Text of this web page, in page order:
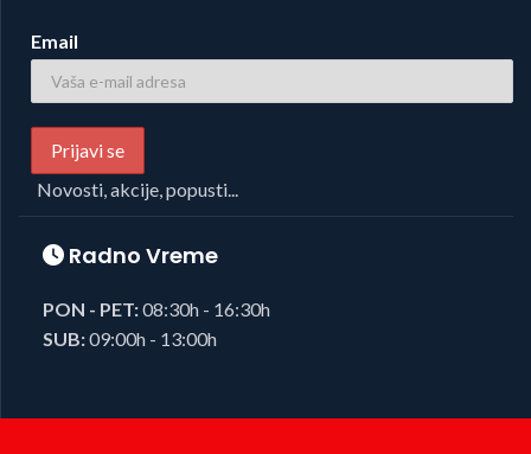
Email
Novosti, akcije, popusti...
Radno Vreme
PON - PET:08:30h - 16:30h
SUB:09:00h - 13:00h